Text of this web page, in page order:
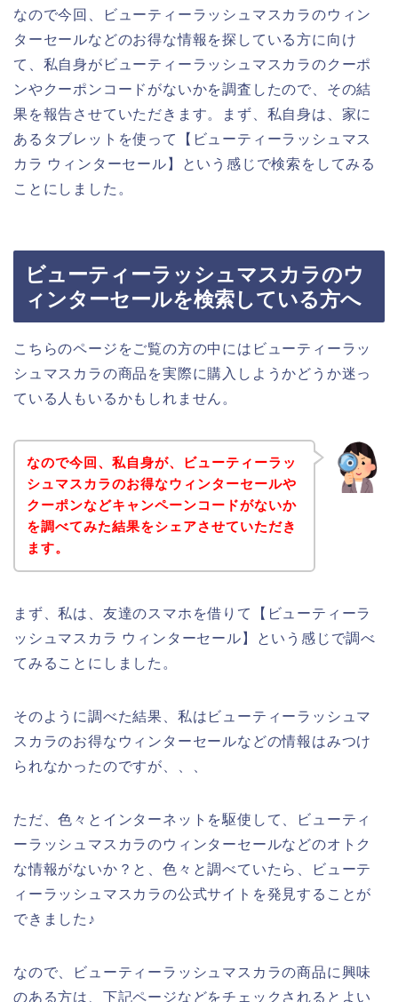
なので今回、ビューティーラッシュマスカラのウィン
ターセールなどのお得な情報を探している方に向け
て、私自身がビューティーラッシュマスカラのクーポ
ンやクーポンコードがないかを調査したので、その結
果を報告させていただきます。まず、私自身は、家に
あるタブレットを使って【ビューティーラッシュマス
カラ ウィンターセール】という感じで検索をしてみる
ことにしました。
ビューティーラッシュマスカラのウ
ィンターセールを検索している方へ
こちらのページをご覧の方の中にはビューティーラッ
シュマスカラの商品を実際に購入しようかどうか迷っ
ている人もいるかもしれません。
なので今回、私自身が、ビューティーラッ
シュマスカラのお得なウィンターセールや
クーポンなどキャンペーンコードがないか
を調べてみた結果をシェアさせていただき
ます。
まず、私は、友達のスマホを借りて【ビューティーラ
ッシュマスカラ ウィンターセール】という感じで調べ
てみることにしました。
そのように調べた結果、私はビューティーラッシュマ
スカラのお得なウィンターセールなどの情報はみつけ
られなかったのですが、、、
ただ、色々とインターネットを駆使して、ビューティ
ーラッシュマスカラのウィンターセールなどのオトク
な情報がないか？と、色々と調べていたら、ビューテ
ィーラッシュマスカラの公式サイトを発見することが
できました♪
なので、ビューティーラッシュマスカラの商品に興味
のある方は、下記ページなどをチェックされるとよい